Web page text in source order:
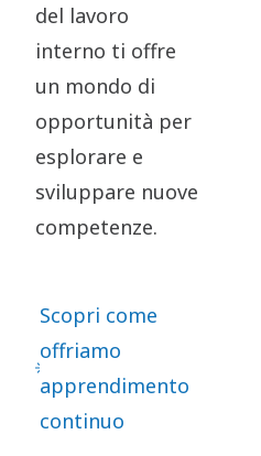
del lavoro
interno ti offre
un mondo di
opportunità per
esplorare e
sviluppare nuove
competenze.
Scopri come
offriamo
apprendimento
continuo